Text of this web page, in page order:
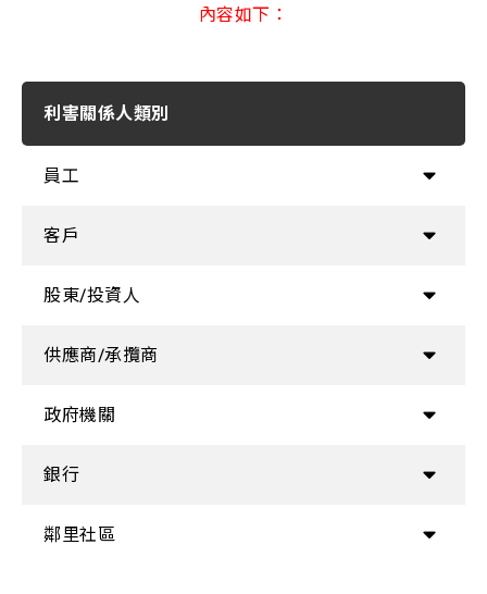
內容如下：
利害關係人類別
員工
客戶
股東/投資人
供應商/承攬商
政府機關
銀行
鄰里社區